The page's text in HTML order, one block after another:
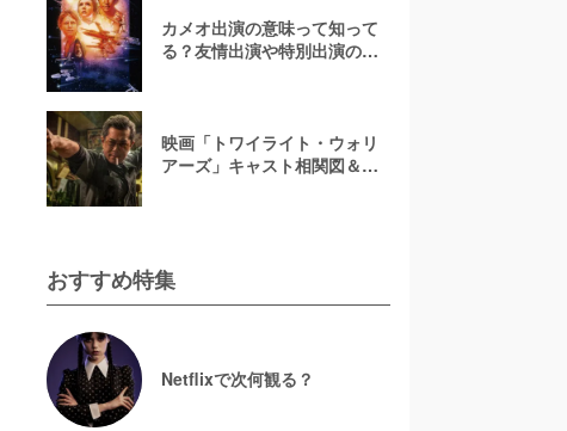
カメオ出演の意味って知って
る？友情出演や特別出演の違
映画「トワイライト・ウォリ
アーズ」キャスト相関図＆登
おすすめ特集
Netflixで次何観る？